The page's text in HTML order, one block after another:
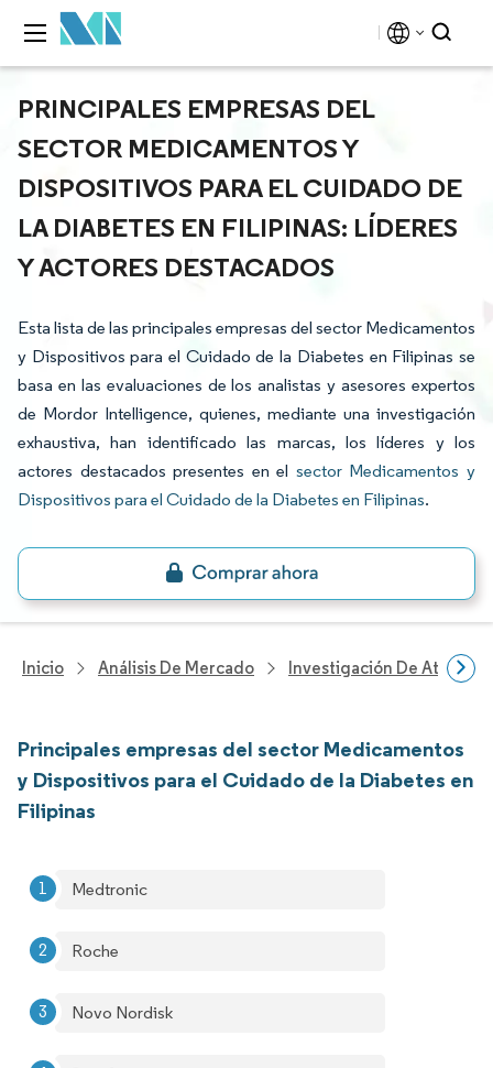
PRINCIPALES EMPRESAS DEL
SECTOR MEDICAMENTOS Y
DISPOSITIVOS PARA EL CUIDADO DE
LA DIABETES EN FILIPINAS: LÍDERES
Y ACTORES DESTACADOS
Esta lista de las principales empresas del sector Medicamentos
y Dispositivos para el Cuidado de la Diabetes en Filipinas se
basa en las evaluaciones de los analistas y asesores expertos
de Mordor Intelligence, quienes, mediante una investigación
exhaustiva, han identificado las marcas, los líderes y los
actores destacados presentes en el sector Medicamentos y
Dispositivos para el Cuidado de la Diabetes en Filipinas.
Inicio Análisis De Mercado Investigación De
Principales empresas del sector Medicamentos
y Dispositivos para el Cuidado de la Diabetes en
Filipinas
Medtronic
Roche
Novo Nordisk